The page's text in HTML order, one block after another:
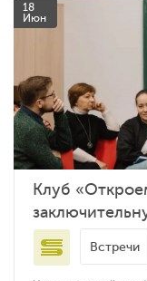
18
Июн
Клуб
Встречи